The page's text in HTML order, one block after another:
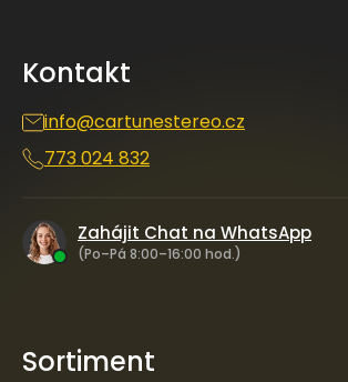
Kontakt
info@cartunestereo.cz
773 024 832
Zahájit Chat na WhatsApp
(Po–Pá 8:00–16:00 hod.)
Sortiment